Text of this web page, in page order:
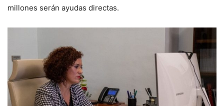
millones serán ayudas directas.